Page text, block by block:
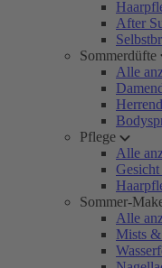
After
Sommerdüfte
Alle
Pflege
Alle
Sommer-
Alle
Mists